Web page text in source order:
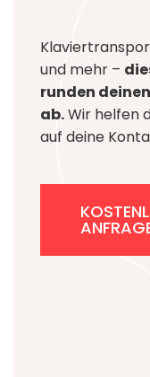
und mehr –
runden
ab.Wir helfen
auf deine